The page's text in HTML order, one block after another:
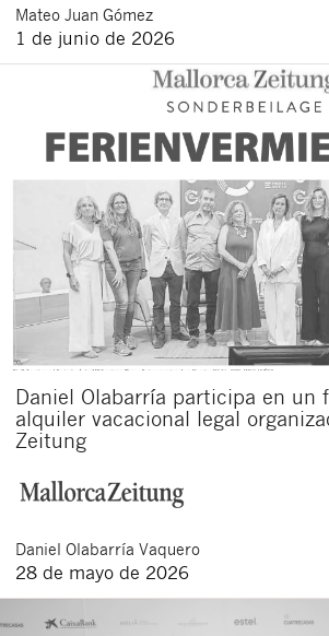
Mateo Juan Gómez
1 de junio de 2026
Daniel Olabarría participa en un
alquiler vacacional legal
Zeitung
Daniel Olabarría Vaquero
28 de mayo de 2026